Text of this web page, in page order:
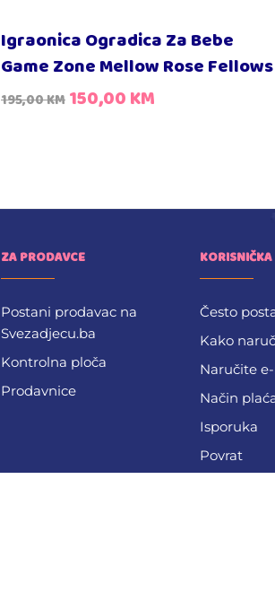
Igraonica Ogradica Za Bebe
Game Zone Mellow Rose Fellows
195,00KM 150,00KM
ZA PRODAVCE
Postani prodavac na
Svezadjecu.ba
Kontrolna ploča
Prodavnice
Često
Kako
Naručite
Način
Isporuka
Povrat